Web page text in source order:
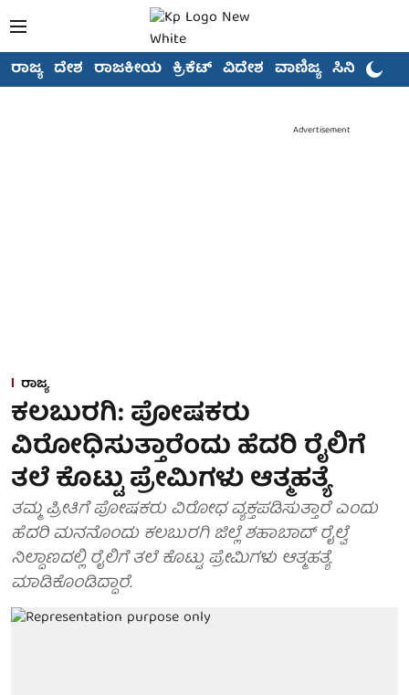
ರಾಜ್ಯ ದೇಶ ರಾಜಕೀಯ ಕ್ರಿಕೆಟ್ ವಿದೇಶ ವಾಣಿಜ್ಯ ಸಿನಿಮಾ
Advertisement
ರಾಜ್ಯ
ಕಲಬುರಗಿ: ಪೋಷಕರು
ವಿರೋಧಿಸುತ್ತಾರೆಂದು ಹೆದರಿ ರೈಲಿಗೆ
ತಲೆ ಕೊಟ್ಟು ಪ್ರೇಮಿಗಳು ಆತ್ಮಹತ್ಯೆ
ತಮ್ಮ ಪ್ರೀತಿಗೆ ಪೋಷಕರು ವಿರೋಧ ವ್ಯಕ್ತಪಡಿಸುತ್ತಾರೆ ಎಂದು
ಹೆದರಿ ಮನನೊಂದು ಕಲಬುರಗಿ ಜಿಲ್ಲೆ ಶಹಾಬಾದ್ ರೈಲ್ವೆ
ನಿಲ್ದಾಣದಲ್ಲಿ ರೈಲಿಗೆ ತಲೆ ಕೊಟ್ಟು ಪ್ರೇಮಿಗಳು ಆತ್ಮಹತ್ಯೆ
ಮಾಡಿಕೊಂಡಿದ್ದಾರೆ.